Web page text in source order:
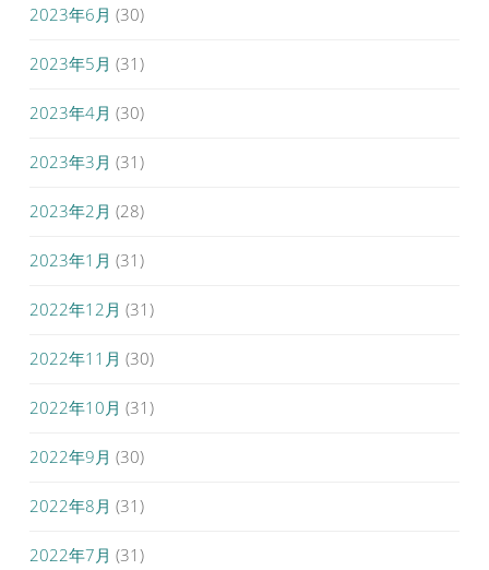
2023年6月 (30)
2023年5月 (31)
2023年4月 (30)
2023年3月 (31)
2023年2月 (28)
2023年1月 (31)
2022年12月 (31)
2022年11月 (30)
2022年10月 (31)
2022年9月 (30)
2022年8月 (31)
2022年7月 (31)